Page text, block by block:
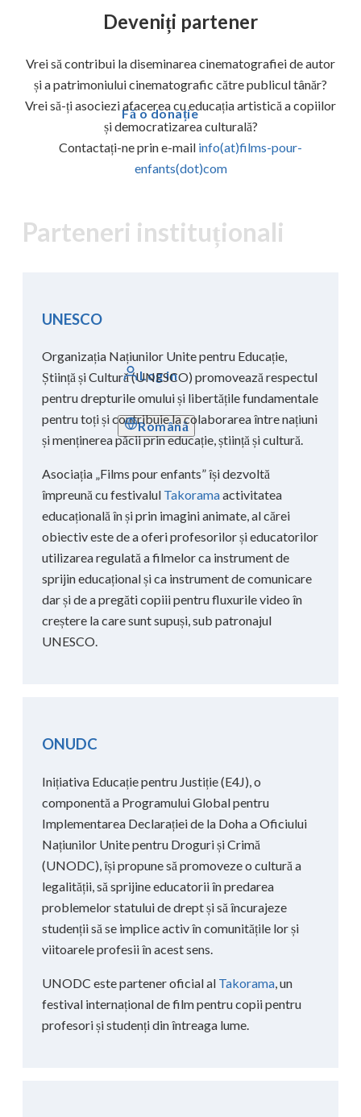
Fă o donație
Log in
Română
Deveniți partener
Vrei să contribui la diseminarea cinematografiei de autor
și a patrimoniului cinematografic către publicul tânăr?
Vrei să-ți asociezi afacerea cu educația artistică a copiilor
și democratizarea culturală?
Contactați-ne prin e-mail info(at)films-pour-
enfants(dot)com
Parteneri instituționali
UNESCO
Organizația Națiunilor Unite pentru Educație,
Știință și Cultură (UNESCO) promovează respectul
pentru drepturile omului și libertățile fundamentale
pentru toți și contribuie la colaborarea între națiuni
și menținerea păcii prin educație, știință și cultură.
Asociația „Films pour enfants” își dezvoltă
împreună cu festivalul Takoramaactivitatea
educațională în și prin imagini animate, al cărei
obiectiv este de a oferi profesorilor și educatorilor
utilizarea regulată a filmelor ca instrument de
sprijin educațional și ca instrument de comunicare
dar și de a pregăti copiii pentru fluxurile video în
creștere la care sunt supuși, sub patronajul
UNESCO.
ONUDC
Inițiativa Educație pentru Justiție (E4J), o
componentă a Programului Global pentru
Implementarea Declarației de la Doha a Oficiului
Națiunilor Unite pentru Droguri și Crimă
(UNODC), își propune să promoveze o cultură a
legalității, să sprijine educatorii în predarea
problemelor statului de drept și să încurajeze
studenții să se implice activ în comunitățile lor și
viitoarele profesii în acest sens.
UNODC este partener oficial al Takorama , un
festival internațional de film pentru copii pentru
profesori și studenți din întreaga lume.